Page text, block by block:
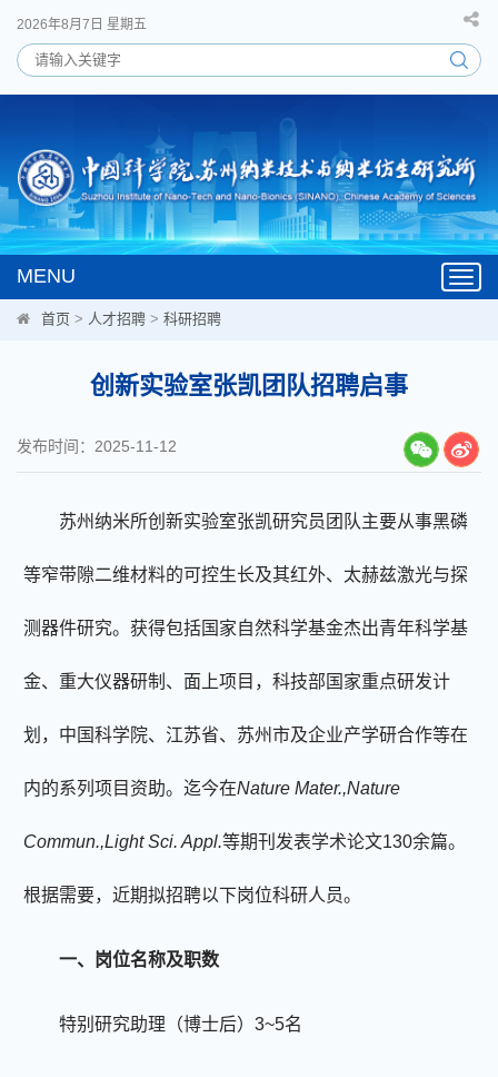
2026年8月7日 星期五
MENU
首页 > 人才招聘 > 科研招聘
创新实验室张凯团队招聘启事
发布时间：2025-11-12
苏州纳米所创新实验室张凯研究员团队主要从事黑磷
等窄带隙二维材料的可控生长及其红外、太赫兹激光与探
测器件研究。 获得包括国家自然科学基金杰出青年科学基
金、 重大仪器研制、面上项目 ， 科技部国家重点研发计
划，中国科学院、江苏省、苏州市及企业产学研合作等在
内的系列项目资助。迄今在Nature Mater.,Nature
Commun.,Light Sci. Appl.等期刊发表学术论文130余篇。
根据需要，近期拟招聘以下岗位科研人员。
一、 岗位名称及职数
特别研究助理（博士后） 3~5名